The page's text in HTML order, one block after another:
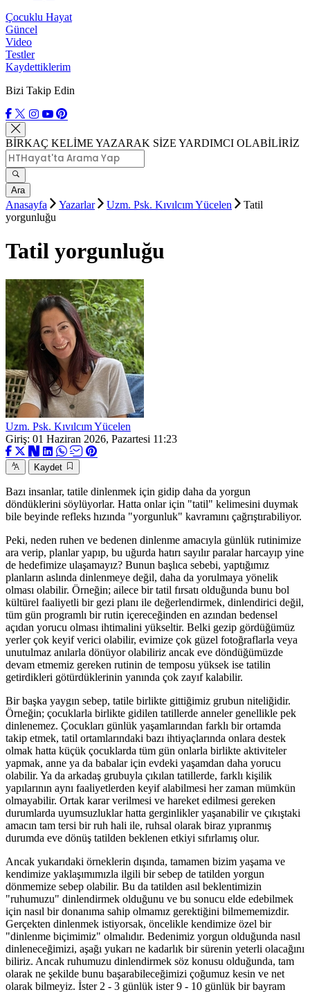
Çocuklu Hayat
Güncel
Video
Testler
Kaydettiklerim
Bizi Takip Edin
BİRKAÇ KELİME YAZARAK SİZE YARDIMCI OLABİLİRİZ
Ara
Anasayfa Yazarlar Uzm. Psk. Kıvılcım Yücelen
Tatil
yorgunluğu
Tatil yorgunluğu
Uzm. Psk. Kıvılcım Yücelen
Giriş: 01 Haziran 2026, Pazartesi 11:23
Kaydet
Bazı insanlar, tatile dinlenmek için gidip daha da yorgun
döndüklerini söylüyorlar. Hatta onlar için "tatil" kelimesini duymak
bile beyinde refleks hızında "yorgunluk" kavramını çağrıştırabiliyor.
Peki, neden ruhen ve bedenen dinlenme amacıyla günlük rutinimize
ara verip, planlar yapıp, bu uğurda hatırı sayılır paralar harcayıp yine
de hedefimize ulaşamayız? Bunun başlıca sebebi, yaptığımız
planların aslında dinlenmeye değil, daha da yorulmaya yönelik
olması olabilir. Örneğin; ailece bir tatil fırsatı olduğunda bunu bol
kültürel faaliyetli bir gezi planı ile değerlendirmek, dinlendirici değil,
tüm gün programlı bir rutin içereceğinden en azından bedensel
açıdan yorucu olması ihtimalini yükseltir. Belki gezip gördüğümüz
yerler çok keyif verici olabilir, evimize çok güzel fotoğraflarla veya
unutulmaz anılarla dönüyor olabiliriz ancak eve döndüğümüzde
devam etmemiz gereken rutinin de temposu yüksek ise tatilin
getirdikleri götürdüklerinin yanında çok zayıf kalabilir.
Bir başka yaygın sebep, tatile birlikte gittiğimiz grubun niteliğidir.
Örneğin; çocuklarla birlikte gidilen tatillerde anneler genellikle pek
dinlenemez. Çocukları günlük yaşamlarından farklı bir ortamda
takip etmek, tatil ortamlarındaki bazı ihtiyaçlarında onlara destek
olmak hatta küçük çocuklarda tüm gün onlarla birlikte aktiviteler
yapmak, anne ya da babalar için evdeki yaşamdan daha yorucu
olabilir. Ya da arkadaş grubuyla çıkılan tatillerde, farklı kişilik
yapılarının aynı faaliyetlerden keyif alabilmesi her zaman mümkün
olmayabilir. Ortak karar verilmesi ve hareket edilmesi gereken
durumlarda uyumsuzluklar hatta gerginlikler yaşanabilir ve çıkıştaki
amacın tam tersi bir ruh hali ile, ruhsal olarak biraz yıpranmış
durumda eve dönüş tatilden beklenen etkiyi sıfırlamış olur.
Ancak yukarıdaki örneklerin dışında, tamamen bizim yaşama ve
kendimize yaklaşımımızla ilgili bir sebep de tatilden yorgun
dönmemize sebep olabilir. Bu da tatilden asıl beklentimizin
"ruhumuzu" dinlendirmek olduğunu ve bu sonucu elde edebilmek
için nasıl bir donanıma sahip olmamız gerektiğini bilmememizdir.
Gerçekten dinlenmek istiyorsak, öncelikle kendimize özel bir
"dinlenme biçimimiz" olmalıdır. Bedenimiz yorgun olduğunda nasıl
dinleneceğimizi, aşağı yukarı ne kadarlık bir sürenin yeterli olacağını
biliriz. Ancak ruhumuzu dinlendirmek söz konusu olduğunda, tam
olarak ne şekilde bunu başarabileceğimizi çoğumuz kesin ve net
olarak bilmeyiz. İster 2 - 3 günlük ister 9 - 10 günlük bir bayram